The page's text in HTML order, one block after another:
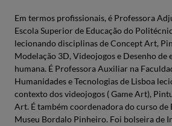
Em termos profissionais, é Professora
Escola Superior de Educação do
lecionando disciplinas de Concept Art,
Modelação 3D, Videojogos e Desenho de
humana. É Professora Auxiliar na
Humanidades e Tecnologias de Lisboa
contexto dos videojogos ( Game Art),
Art. É também coordenadora do curso
Museu Bordalo Pinheiro. Foi bolseira de